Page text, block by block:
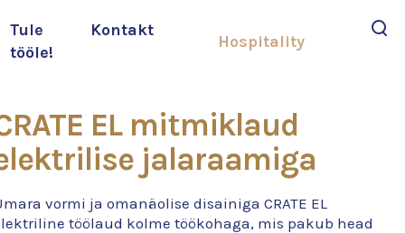
Tule
tööle!
Kontakt
Hospitality
EL mitmiklaud
jalaraamiga
vormi ja omanäolise disainiga CRATE EL
töölaud kolme töökohaga, mis pakub head